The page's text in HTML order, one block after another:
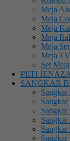
Meja
Meja
Meja
Meja
Meja
Meja TV
Set
PETI
SANGKAR
Sangkar
Sangkar
Sangkar
Sangkar